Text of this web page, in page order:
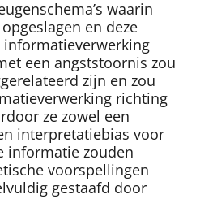
waarin
en deze
informatieverwerking
een angststoornis zou
zijn en zou
richting
ze zowel een
interpretatiebias voor
informatie zouden
voorspellingen
gestaafd door